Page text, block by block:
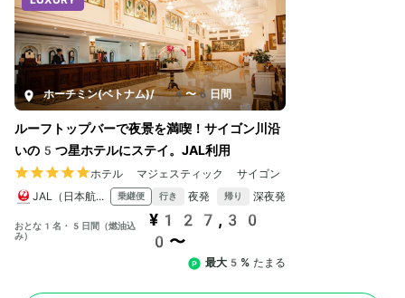
ホーチミン(ベトナム)/ 4〜6日間
ルーフトップバーで夜景を満喫！サイゴン川沿
いの5つ星ホテルにステイ。JAL利用
ホテル マジェスティック サイゴン
JAL（日本航空）
乗継便 行き 夜発 帰り 深夜発
おとな1名・5日間（燃油込
み）
¥127,30
0〜
最大5% たまる